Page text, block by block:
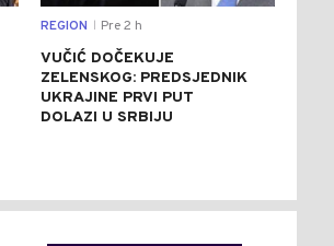
REGION Pre 2 h
VUČIĆ DOČEKUJE
ZELENSKOG: PREDSJEDNIK
UKRAJINE PRVI PUT
DOLAZI U SRBIJU